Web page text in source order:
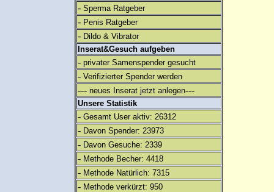
- Sperma Ratgeber
- Penis Ratgeber
- Dildo & Vibrator
Inserat&Gesuch aufgeben
- privater Samenspender gesucht
- Verifizierter Spender werden
--- neues Inserat jetzt anlegen---
Unsere Statistik
- Gesamt User aktiv: 26312
- Davon Spender: 23973
- Davon Gesuche: 2339
- Methode Becher: 4418
- Methode Natürlich: 7315
- Methode verkürzt: 950